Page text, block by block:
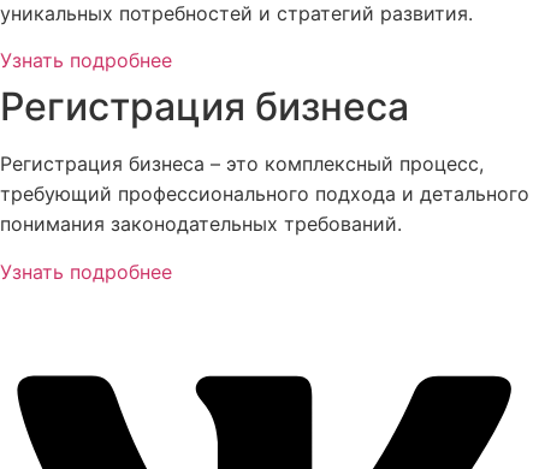
уникальных потребностей и стратегий развития.
Узнать подробнее
Регистрация бизнеса
Регистрация бизнеса – это комплексный процесс,
требующий профессионального подхода и детального
понимания законодательных требований.
Узнать подробнее